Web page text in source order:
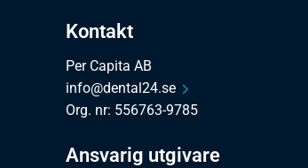
Kontakt
Per Capita AB
info@dental24.se
Org. nr: 556763-9785
Ansvarig utgivare